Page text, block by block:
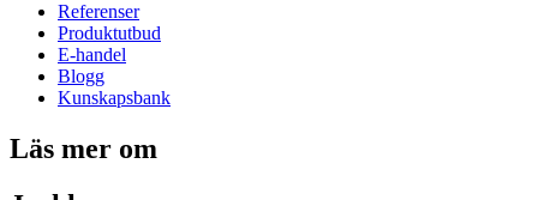
Referenser
Produktutbud
E-handel
Blogg
Kunskapsbank
Läs mer om